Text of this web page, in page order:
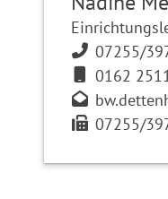
07255/
0162
07255/